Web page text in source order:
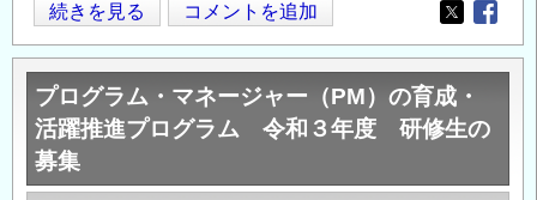
◆【11
月
19
日】
第
33
回
続きを見る コメントを追加
Opens in
プログラム・マネージャー（PM）の育成・
活躍推進プログラム 令和３年度 研修生の
募集